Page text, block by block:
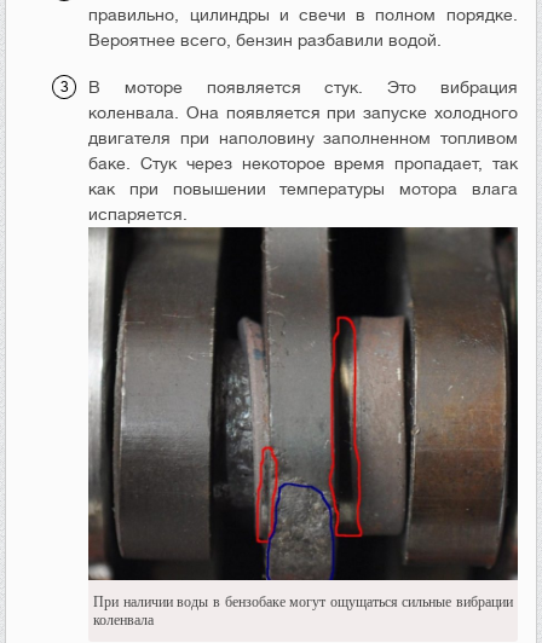
правильно, цилиндры и свечи в полном порядке.
Вероятнее всего, бензин разбавили водой.
В моторе появляется стук. Это вибрация
коленвала. Она появляется при запуске холодного
двигателя при наполовину заполненном топливом
баке. Стук через некоторое время пропадает, так
как при повышении температуры мотора влага
испаряется.
При наличии воды в бензобаке могут ощущаться сильные вибрации
коленвала